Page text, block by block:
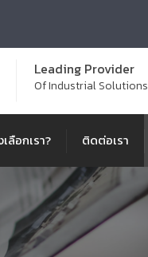
Leading Provider
Of Industrial Solutions
ลือกเรา? ติดต่อเรา